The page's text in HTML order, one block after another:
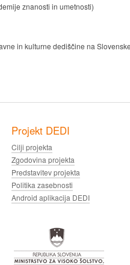
znanosti in umetnosti)
in kulturne dediščine na
Projekt DEDI
Cilji projekta
Zgodovina projekta
Predstavitev projekta
Politika zasebnosti
Android aplikacija DEDI